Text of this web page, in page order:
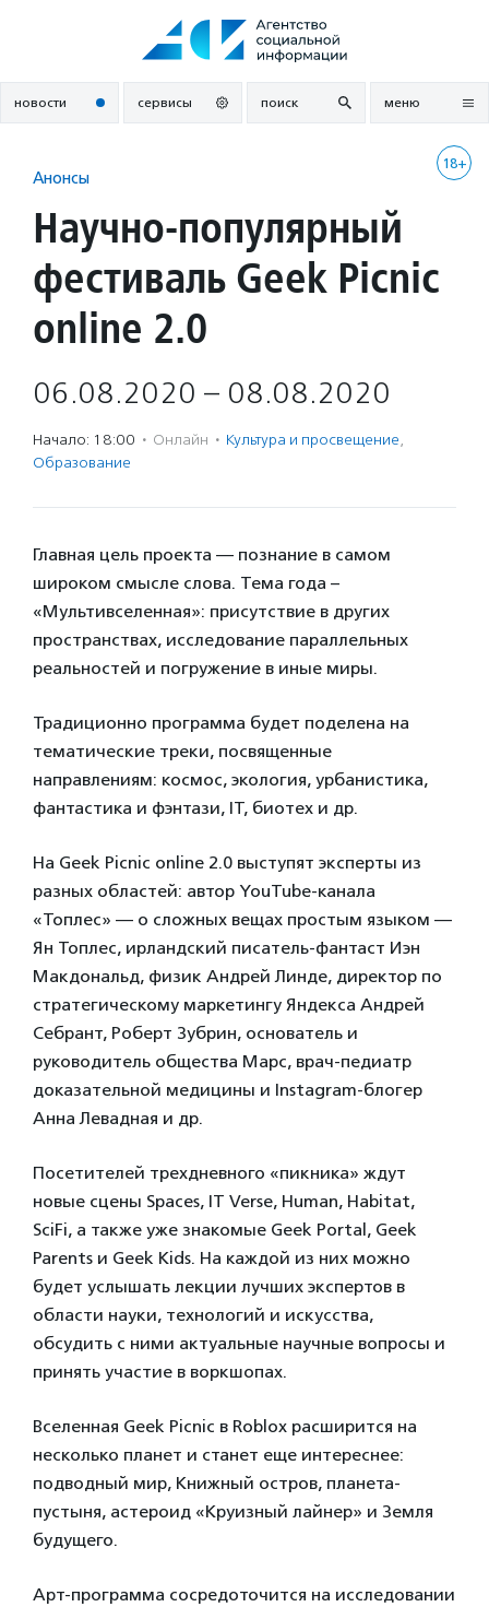
новости сервисы поиск меню
18+
Анонсы
Научно-популярный
фестиваль Geek Picnic
online 2.0
06.08.2020 – 08.08.2020
Начало: 18:00 · Онлайн · Культура и просвещение,
Образование
Главная цель проекта — познание в самом
широком смысле слова. Тема года –
«Мультивселенная»: присутствие в других
пространствах, исследование параллельных
реальностей и погружение в иные миры.
Традиционно программа будет поделена на
тематические треки, посвященные
направлениям: космос, экология, урбанистика,
фантастика и фэнтази, IT, биотех и др.
На Geek Picnic online 2.0 выступят эксперты из
разных областей: автор YouTube-канала
«Топлес» — о сложных вещах простым языком —
Ян Топлес, ирландский писатель-фантаст Иэн
Макдональд, физик Андрей Линде, директор по
стратегическому маркетингу Яндекса Андрей
Себрант, Роберт Зубрин, основатель и
руководитель общества Марс, врач-педиатр
доказательной медицины и Instagram-блогер
Анна Левадная и др.
Посетителей трехдневного «пикника» ждут
новые сцены Spaces, IT Verse, Human, Habitat,
SciFi, а также уже знакомые Geek Portal, Geek
Parents и Geek Kids. На каждой из них можно
будет услышать лекции лучших экспертов в
области науки, технологий и искусства,
обсудить с ними актуальные научные вопросы и
принять участие в воркшопах.
Вселенная Geek Picnic в Roblox расширится на
несколько планет и станет еще интереснее:
подводный мир, Книжный остров, планета-
пустыня, астероид «Круизный лайнер» и Земля
будущего.
Арт-программа сосредоточится на исследовании